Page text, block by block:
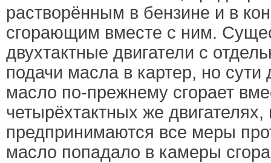
растворённым в бензине и в
сгорающим вместе с ним.
двухтактные двигатели с
подачи масла в картер, но сути
масло по-прежнему сгорает
четырёхтактных же двигателях,
предпринимаются все меры
масло попадало в камеры